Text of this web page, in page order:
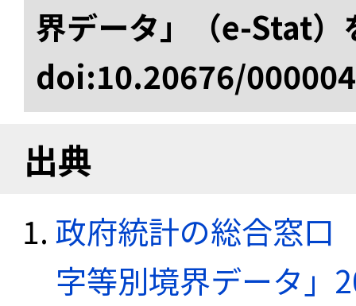
界データ」（e-Stat）
doi:10.20676/
出典
政府統計の総合窓口
字等別境界データ」